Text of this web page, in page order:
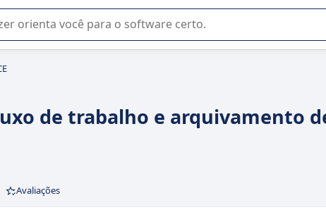
na seleção de software SaaS para sua empresa.
de trabalho e arquivamento
Avaliações